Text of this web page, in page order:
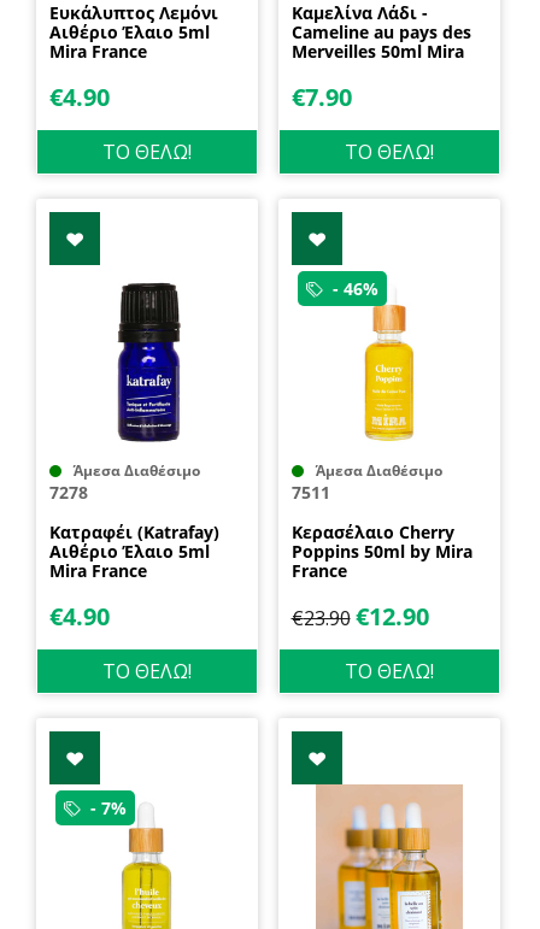
Ευκάλυπτος Λεμόνι
Αιθέριο Έλαιο 5ml
Mira France
€4.90
ΤΟ ΘΕΛΩ!
Καμελίνα Λάδι -
Cameline au pays des
Merveilles 50ml Mira
€7.90
ΤΟ ΘΕΛΩ!
Άμεσα Διαθέσιμο
7278
Κατραφέι (Katrafay)
Αιθέριο Έλαιο 5ml
Mira France
€4.90
ΤΟ ΘΕΛΩ!
- 46%
Άμεσα Διαθέσιμο
7511
Κερασέλαιο Cherry
Poppins 50ml by Mira
France
€23.90 €12.90
ΤΟ ΘΕΛΩ!
- 7%